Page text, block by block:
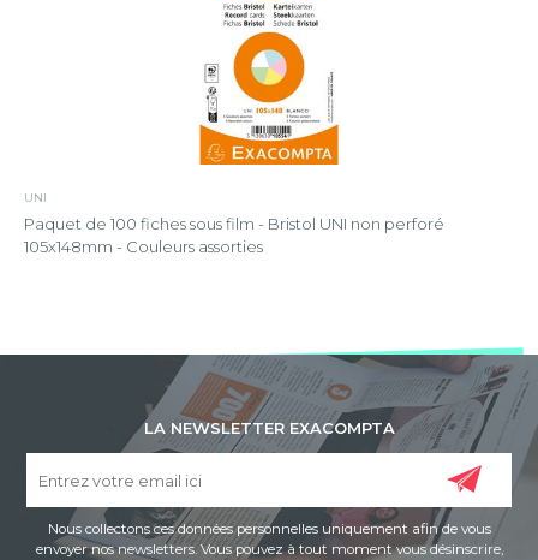
UNI
Paquet de 100 fiches sous film - Bristol UNI non perforé
105x148mm - Couleurs assorties
LA NEWSLETTER EXACOMPTA
Nous collectons ces données personnelles uniquement afin de vous
envoyer nos newsletters. Vous pouvez à tout moment vous désinscrire,